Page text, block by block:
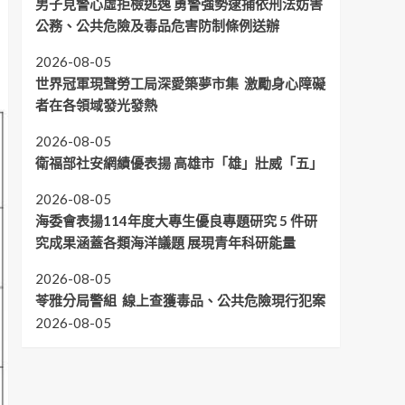
男子見警心虛拒檢逃逸 勇警強勢逮捕依刑法妨害
公務、公共危險及毒品危害防制條例送辦
2026-08-05
世界冠軍現聲勞工局深愛築夢市集 激勵身心障礙
者在各領域發光發熱
2026-08-05
衛福部社安網績優表揚 高雄市「雄」壯威「五」
2026-08-05
海委會表揚114年度大專生優良專題研究 5 件研
究成果涵蓋各類海洋議題 展現青年科研能量
2026-08-05
苓雅分局警組 線上查獲毒品、公共危險現行犯案
2026-08-05